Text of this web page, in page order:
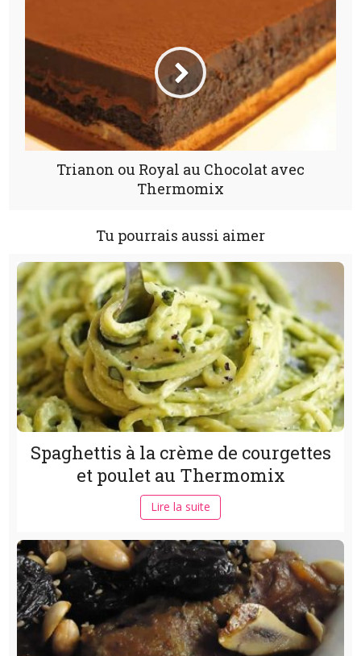
Trianon ou Royal au Chocolat avec
Thermomix
Tu pourrais aussi aimer
Spaghettis à la crème de courgettes
et poulet au Thermomix
Lire la suite